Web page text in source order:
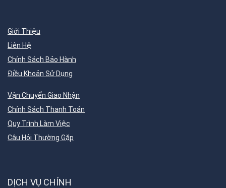
Giới Thiệu
Liên Hệ
Chính Sách Bảo Hành
Điều Khoản Sử Dụng
Vận Chuyển Giao Nhận
Chính Sách Thanh Toán
Quy Trình Làm Việc
Câu Hỏi Thường Gặp
DỊCH VỤ CHÍNH